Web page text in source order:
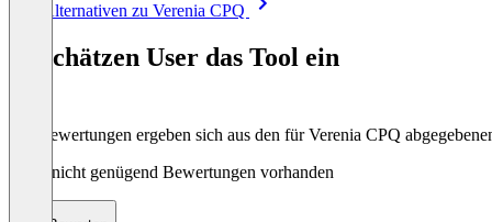
Alle Alternativen zu Verenia CPQ
So schätzen User das Tool ein
Die Bewertungen ergeben sich aus den für Verenia CPQ
Noch nicht genügend Bewertungen vorhanden